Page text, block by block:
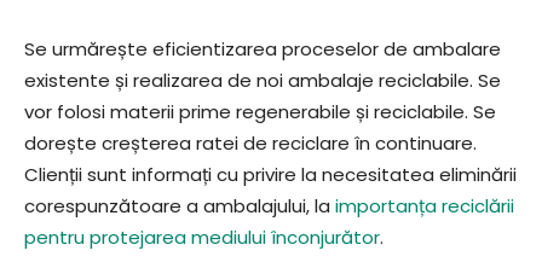
Se urmărește eficientizarea proceselor de ambalare
existente și realizarea de noi ambalaje reciclabile. Se
vor folosi materii prime regenerabile și reciclabile. Se
dorește creșterea ratei de reciclare în continuare.
Clienții sunt informați cu privire la necesitatea eliminării
corespunzătoare a ambalajului, la importanța reciclării
pentru protejarea mediului înconjurător.